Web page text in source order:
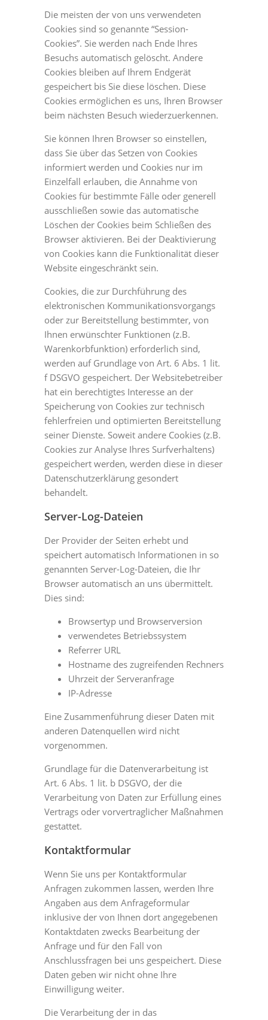
Die meisten der von uns verwendeten
Cookies sind so genannte “Session-
Cookies”. Sie werden nach Ende Ihres
Besuchs automatisch gelöscht. Andere
Cookies bleiben auf Ihrem Endgerät
gespeichert bis Sie diese löschen. Diese
Cookies ermöglichen es uns, Ihren Browser
beim nächsten Besuch wiederzuerkennen.
Sie können Ihren Browser so einstellen,
dass Sie über das Setzen von Cookies
informiert werden und Cookies nur im
Einzelfall erlauben, die Annahme von
Cookies für bestimmte Fälle oder generell
ausschließen sowie das automatische
Löschen der Cookies beim Schließen des
Browser aktivieren. Bei der Deaktivierung
von Cookies kann die Funktionalität dieser
Website eingeschränkt sein.
Cookies, die zur Durchführung des
elektronischen Kommunikationsvorgangs
oder zur Bereitstellung bestimmter, von
Ihnen erwünschter Funktionen (z.B.
Warenkorbfunktion) erforderlich sind,
werden auf Grundlage von Art. 6 Abs. 1 lit.
f DSGVO gespeichert. Der Websitebetreiber
hat ein berechtigtes Interesse an der
Speicherung von Cookies zur technisch
fehlerfreien und optimierten Bereitstellung
seiner Dienste. Soweit andere Cookies (z.B.
Cookies zur Analyse Ihres Surfverhaltens)
gespeichert werden, werden diese in dieser
Datenschutzerklärung gesondert
behandelt.
Server-Log-Dateien
Der Provider der Seiten erhebt und
speichert automatisch Informationen in so
genannten Server-Log-Dateien, die Ihr
Browser automatisch an uns übermittelt.
Dies sind:
Browsertyp und Browserversion
verwendetes Betriebssystem
Referrer URL
Hostname des zugreifenden Rechners
Uhrzeit der Serveranfrage
IP-Adresse
Eine Zusammenführung dieser Daten mit
anderen Datenquellen wird nicht
vorgenommen.
Grundlage für die Datenverarbeitung ist
Art. 6 Abs. 1 lit. b DSGVO, der die
Verarbeitung von Daten zur Erfüllung eines
Vertrags oder vorvertraglicher Maßnahmen
gestattet.
Kontaktformular
Wenn Sie uns per Kontaktformular
Anfragen zukommen lassen, werden Ihre
Angaben aus dem Anfrageformular
inklusive der von Ihnen dort angegebenen
Kontaktdaten zwecks Bearbeitung der
Anfrage und für den Fall von
Anschlussfragen bei uns gespeichert. Diese
Daten geben wir nicht ohne Ihre
Einwilligung weiter.
Die Verarbeitung der in das